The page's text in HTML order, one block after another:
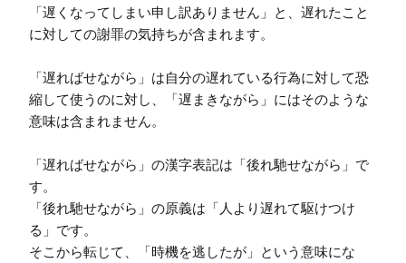
「遅くなってしまい申し訳ありません」と、遅れたこと
に対しての謝罪の気持ちが含まれます。
「遅ればせながら」は自分の遅れている行為に対して恐
縮して使うのに対し、「遅まきながら」にはそのような
意味は含まれません。
「遅ればせながら」の漢字表記は「後れ馳せながら」で
す。
「後れ馳せながら」の原義は「人より遅れて駆けつけ
る」です。
そこから転じて、「時機を逃したが」という意味にな